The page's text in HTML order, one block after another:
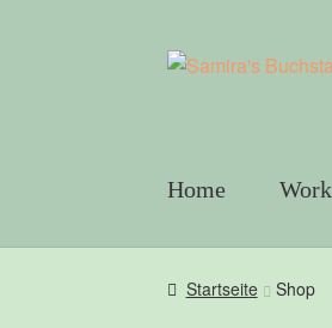
Skip
Skip
Home
Startseite Shop